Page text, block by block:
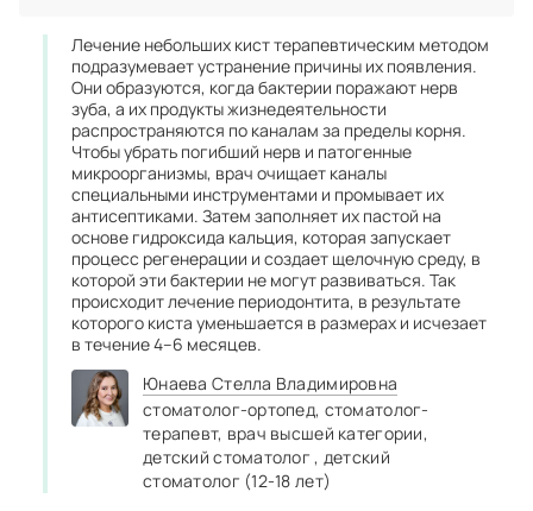
Лечение небольших кист терапевтическим методом
подразумевает устранение причины их появления.
Они образуются, когда бактерии поражают нерв
зуба, а их продукты жизнедеятельности
распространяются по каналам за пределы корня.
Чтобы убрать погибший нерв и патогенные
микроорганизмы, врач очищает каналы
специальными инструментами и промывает их
антисептиками. Затем заполняет их пастой на
основе гидроксида кальция, которая запускает
процесс регенерации и создает щелочную среду, в
которой эти бактерии не могут развиваться. Так
происходит лечение периодонтита, в результате
которого киста уменьшается в размерах и исчезает
в течение 4–6 месяцев.
Юнаева Стелла Владимировна
стоматолог‑ортопед, стоматолог-
терапевт, врач высшей категории,
детский стоматолог , детский
стоматолог (12-18 лет)